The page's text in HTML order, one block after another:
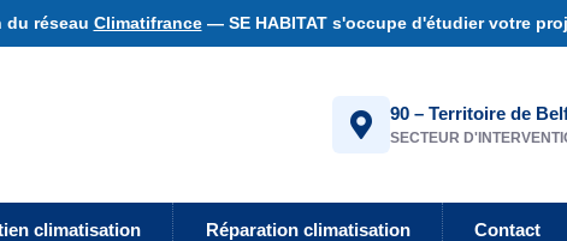
du réseau Climatifrance— SE HABITAT s'occupe d'étudier votre
90 – Territoire de
SECTEUR
climatisation Réparation climatisation Contact